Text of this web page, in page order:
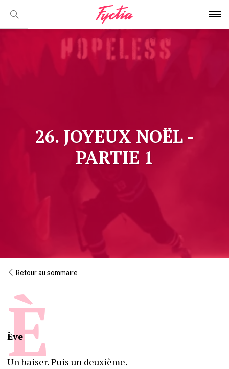
26. JOYEUX NOËL -
PARTIE 1
Retour au sommaire
Ève
Un baiser. Puis un deuxième.